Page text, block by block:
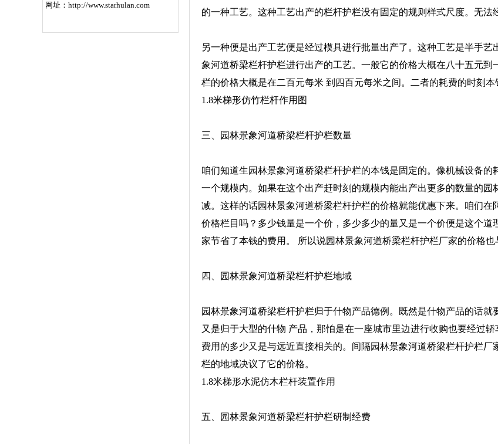
的一种工艺。这种工艺出产的栏杆护栏没有固定的规则样式尺度。无法
另一种便是出产工艺便是经过模具进行批量出产了。这种工艺是半手
象河道桥梁栏杆护栏进行出产的工艺。一般它的价格大概在八十五元
栏的价格大概是在二百元每米 到四百元每米之间。二者的耗费的时刻
1.8米梯形仿竹栏杆作用图
三、园林景象河道桥梁栏杆护栏数量
咱们知道生园林景象河道桥梁栏杆护栏的本钱是固定的。像机械设备
一个规模内。如果在这个出产赶时刻的规模内能出产出更多的数量的
减。这样的话园林景象河道桥梁栏杆护栏的价格就能优惠下来。咱们
价格栏目吗？多少钱量是一个价，多少多少的量又是一个价便是这个
家节省了本钱的费用。 所以说园林景象河道桥梁栏杆护栏厂家的价格也
四、园林景象河道桥梁栏杆护栏地域
园林景象河道桥梁栏杆护栏归于什物产品德例。既然是什物产品的话
又是归于大型的什物 产品，那怕是在一座城市里边进行收购也要经过
费用的多少又是与远近直接相关的。间隔园林景象河道桥梁栏杆护栏
栏的地域决议了它的价格。
1.8米梯形水泥仿木栏杆装置作用
五、园林景象河道桥梁栏杆护栏研制经费
网址：http://www.starhulan.com